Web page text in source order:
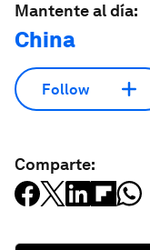
Mantente al día:
China
Follow
Comparte: